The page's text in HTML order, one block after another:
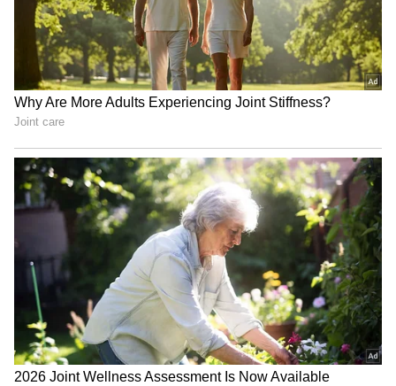
3
6
Image Credit :OTHERS
ಕನ್ಯಾರಾಶಿ
ಲಾಭದ ಮನೆಯಲ್ಲಿ ಅಧಿಪತಿ ಬುಧ, ಗುರು ಜೊತೆಗೂಡಿ
ಉತ್ತುಂಗ ಸ್ಥಾನದಲ್ಲಿದ್ದಾರೆ ಮತ್ತು ಶುಕ್ರ, ಶನಿ ಮತ್ತು ರಾಹು
ಅನುಕೂಲಕರ ಸಂಚಾರದಲ್ಲಿದ್ದಾರೆ, ಈ ರಾಶಿಚಕ್ರ ಚಿಹ್ನೆಯು
ನವೆಂಬರ್ ಒಳಗೆ ಆರ್ಥಿಕ ಸ್ಥಿರತೆಯನ್ನು ಹೊಂದಿರುತ್ತದೆ.